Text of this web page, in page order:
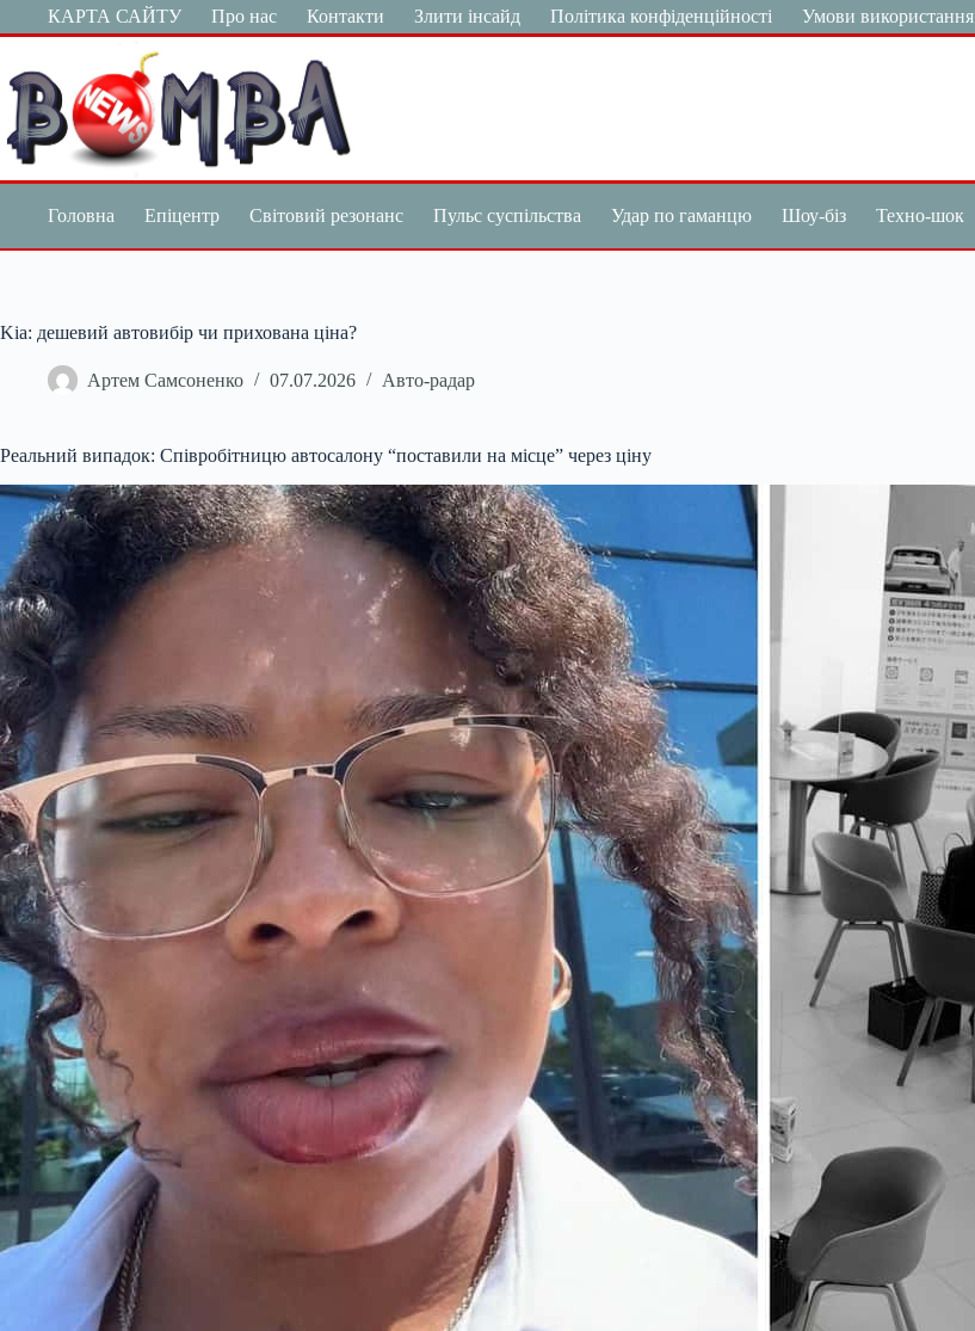
Перейти
до
КАРТА САЙТУ Про нас Контакти Злити інсайд Політика конфіденційності Умови використання
Головна Епіцентр Світовий резонанс Пульс суспільства Удар по гаманцю Шоу-біз Техно-шок
Kia: дешевий автовибір чи прихована ціна?
Артем Самсоненко 07.07.2026 Авто-радар
Реальний випадок: Співробітницю автосалону “поставили на місце” через ціну